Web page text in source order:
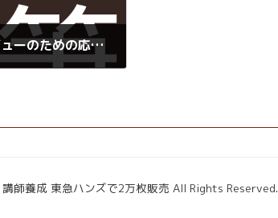
楽筆講師さん、講師デビューのための応援企画
師養成 東急ハンズで2万枚販売 All Rights Reserved.